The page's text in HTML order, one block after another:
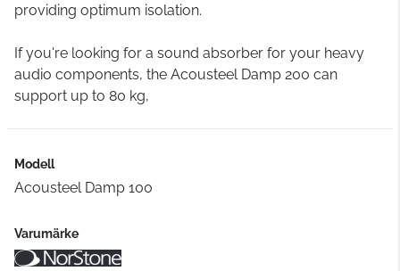
providing optimum isolation.
If you're looking for a sound absorber for your heavy
audio components, the Acousteel Damp 200 can
support up to 80 kg,
Modell
Acousteel Damp 100
Varumärke